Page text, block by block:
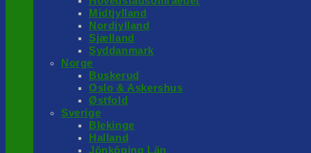
Midtjylland
Nordjylland
Sjælland
Syddanmark
Norge
Buskerud
Oslo & Askershus
Østfold
Sverige
Blekinge
Halland
Jönköping Län